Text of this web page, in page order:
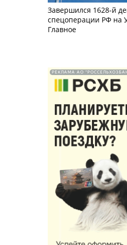
Завершился 1628-й
спецоперации РФ на
Главное
РЕКЛАМА АО